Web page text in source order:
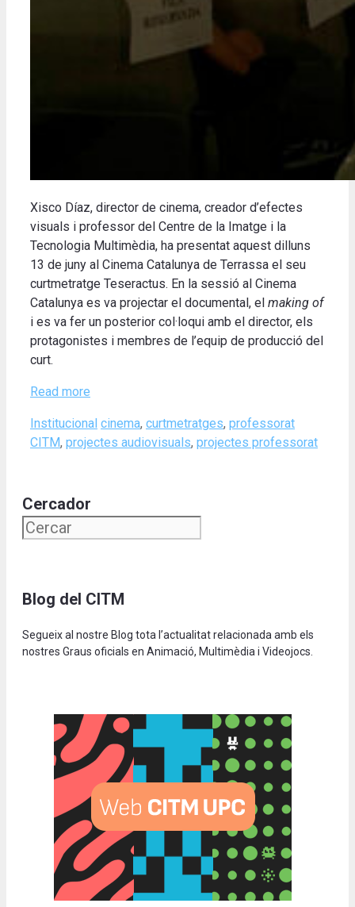
Xisco Díaz, director de cinema, creador d’efectes
visuals i professor del Centre de la Imatge i la
Tecnologia Multimèdia, ha presentat aquest dilluns
13 de juny al Cinema Catalunya de Terrassa el seu
curtmetratge Teseractus. En la sessió al Cinema
Catalunya es va projectar el documental, el making of
i es va fer un posterior col·loqui amb el director, els
protagonistes i membres de l’equip de producció del
curt.
Read more
Categories
Institucional Tags
cinema, curtmetratges, professorat
CITM, projectes audiovisuals, projectes professorat
Cercador
Blog del CITM
Segueix al nostre Blog tota l’actualitat relacionada amb els
nostres Graus oficials en Animació, Multimèdia i Videojocs.